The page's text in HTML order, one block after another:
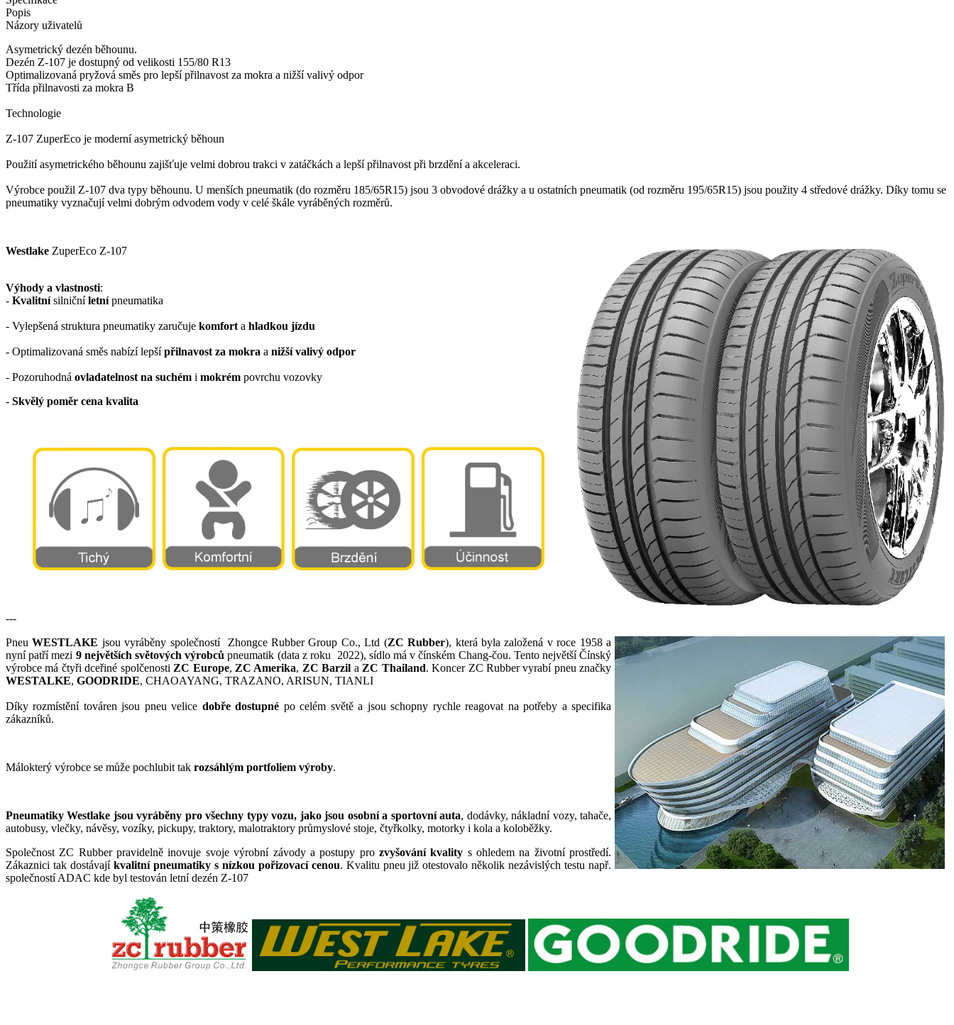
Popis
Názory uživatelů
Asymetrický dezén běhounu.
Dezén Z-107 je dostupný od velikosti 155/80 R13
Optimalizovaná pryžová směs pro lepší přilnavost za mokra a nižší valivý odpor
Třída přilnavosti za mokra B
Technologie
Z-107 ZuperEco je moderní asymetrický běhoun
Použití asymetrického běhounu zajišťuje velmi dobrou trakci v zatáčkách a lepší přilnavost při brzdění a akceleraci.
Výrobce použil Z-107 dva typy běhounu. U menších pneumatik (do rozměru 185/65R15) jsou 3 obvodové drážky a u ostatních pneumatik (od rozměru 195/65R15) jsou použity 4 středové drážky. Díky tomu se
pneumatiky vyznačují velmi dobrým odvodem vody v celé škále vyráběných rozměrů.
Westlake ZuperEco Z-107
Výhody a vlastnosti:
- Kvalitnísilničníletnípneumatika
- Vylepšená struktura pneumatiky zaručuje komfort a hladkou jízdu
- Optimalizovaná směs nabízí lepšípřilnavost za mokra a nižší valivý odpor
- Pozoruhodná ovladatelnost na suchém i mokrém povrchu vozovky
- Skvělý poměr cena kvalita
---
PneuWESTLAKE jsou vyráběny společností Zhongce Rubber Group Co., Ltd (ZC Rubber), která byla založená v roce 1958 a
nyní patří mezi 9 největších světových výrobců pneumatik (data z roku 2022), sídlo má v čínském Chang-čou. Tento největší Čínský
výrobce má čtyři dceřiné spolčenosti ZC Europe, ZC Amerika, ZC Barzil a ZC Thailand. Koncer ZC Rubber vyrabí pneu značky
WESTALKE, GOODRIDE, CHAOAYANG, TRAZANO, ARISUN, TIANLI
Díky rozmístění továren jsou pneu velice dobře dostupné po celém světě a jsou schopny rychle reagovat na potřeby a specifika
zákazníků.
Málokterý výrobce se může pochlubit tak rozsáhlým portfoliem výroby.
Pneumatiky Westlake jsou vyráběny pro všechny typyvozu, jako jsou osobní a sportovní auta, dodávky, nákladní vozy, tahače,
autobusy, vlečky, návěsy, vozíky, pickupy, traktory, malotraktory průmyslové stoje, čtyřkolky, motorky i kola a koloběžky.
Společnost ZC Rubber pravidelně inovuje svoje výrobní závody a postupy prozvyšování kvality s ohledem na životní prostředí.
Zákaznici tak dostávají kvalitní pneumatiky s nízkou pořizovací cenou. Kvalitu pneu již otestovalo několik nezávislých testu např.
společností ADAC kde byl testován letní dezén Z-107